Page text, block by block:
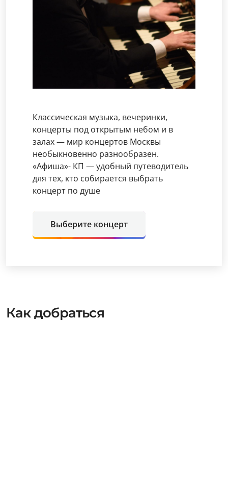
Классическая музыка, вечеринки,
концерты под открытым небом и в
залах — мир концертов Москвы
необыкновенно разнообразен.
«Афиша»- КП — удобный путеводитель
для тех, кто собирается выбрать
концерт по душе
Выберите концерт
Как добраться